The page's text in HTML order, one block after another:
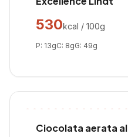
530kcal / 100g
P: 13gC: 8gG: 49g
Ciocolata aerata